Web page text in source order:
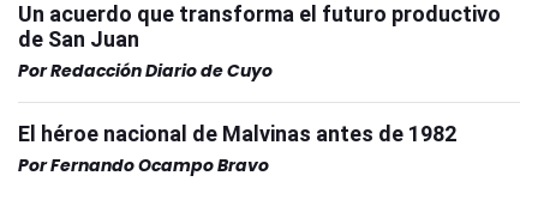
Un acuerdo que transforma el futuro productivo
de San Juan
PorRedacción Diario de Cuyo
El héroe nacional de Malvinas antes de 1982
PorFernando Ocampo Bravo